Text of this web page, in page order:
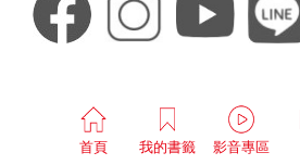
首頁 我的書籤 影音專區